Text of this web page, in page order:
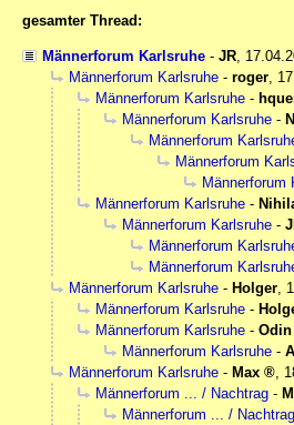
gesamter Thread:
Männerforum Karlsruhe - JR,
Männerforum Karlsruhe - roger,
Männerforum Karlsruhe -
Männerforum Karlsruhe -
Männerforum
Männerforum
Männerforum
Männerforum Karlsruhe -
Männerforum Karlsruhe -
Männerforum
Männerforum
Männerforum Karlsruhe - Holger,
Männerforum Karlsruhe -
Männerforum Karlsruhe - Odin
Männerforum Karlsruhe -
Männerforum Karlsruhe - Max ,
Männerforum ... / Nachtrag -
Männerforum ... / Nachtrag